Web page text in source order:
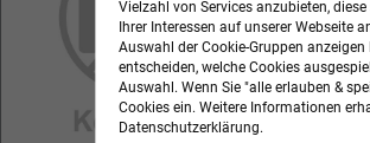
Vielzahl von Services anzubieten,
Ihrer Interessen auf unserer Webseite
Auswahl der Cookie-Gruppen
entscheiden, welche Cookies
Auswahl. Wenn Sie "alle erlauben &
Cookies ein. Weitere Informationen
Datenschutzerklärung.